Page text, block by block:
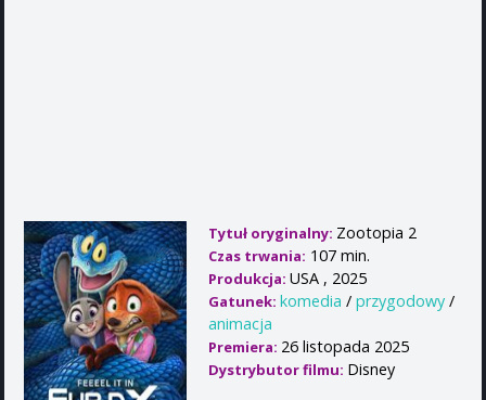
Tytuł oryginalny: Zootopia 2
Czas trwania: 107 min.
Produkcja: USA , 2025
Gatunek: komedia / przygodowy /
animacja
Premiera: 26 listopada 2025
Dystrybutor filmu: Disney